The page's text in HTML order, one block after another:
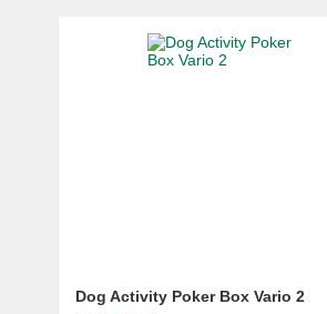
Dog Activity Poker Box Vario 2